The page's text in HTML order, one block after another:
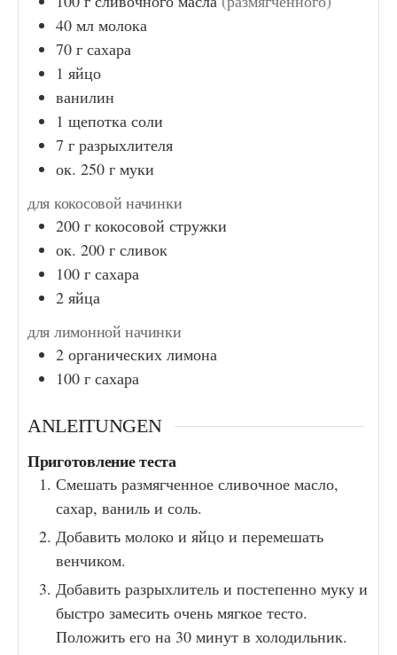
40 мл молока
70 г сахара
1 яйцо
ванилин
1 щепотка соли
7 г разрыхлителя
ок. 250 г муки
для кокосовой начинки
200 г кокосовой стружки
ок. 200 г сливок
100 г сахара
2 яйца
для лимонной начинки
2 органических лимона
100 г сахара
ANLEITUNGEN
Приготовление теста
Смешать размягченное сливочное масло,
сахар, ваниль и соль.
Добавить молоко и яйцо и перемешать
венчиком.
Добавить разрыхлитель и постепенно муку и
быстро замесить очень мягкое тесто.
Положить его на 30 минут в холодильник.